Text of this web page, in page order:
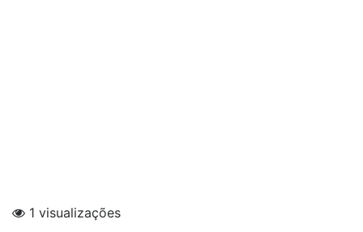
1 visualizações